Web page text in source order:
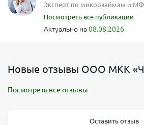
Эксперт по микрозаймам и
Посмотреть все публикации
Актуально на 08.08.2026
Новые отзывы ООО МКК
Посмотреть все отзывы
Оставить отзыв